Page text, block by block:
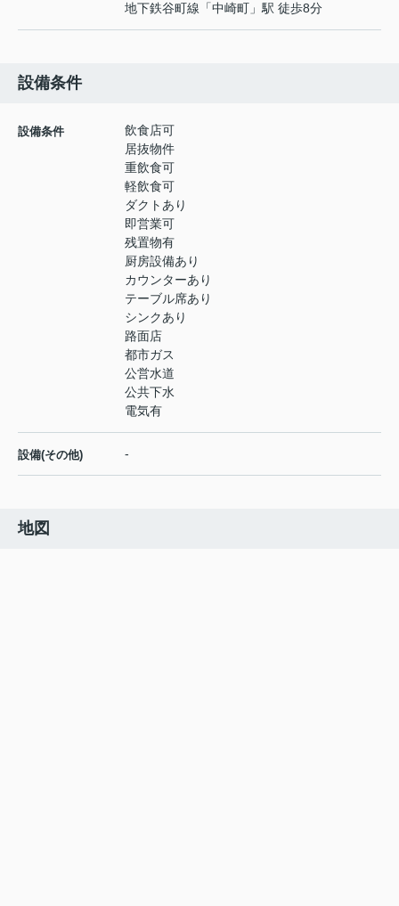
地下鉄谷町線 「中崎町 」駅 徒歩8分
設備条件
設備条件
飲食店可
居抜物件
重飲食可
軽飲食可
ダクトあり
即営業可
残置物有
厨房設備あり
カウンターあり
テーブル席あり
シンクあり
路面店
都市ガス
公営水道
公共下水
電気有
設備(その他) -
地図